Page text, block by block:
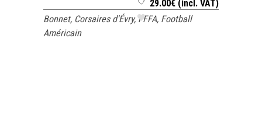
29.00€ (incl. VAT)
Bonnet, Corsaires d'Évry,FFFA, Football
Américain